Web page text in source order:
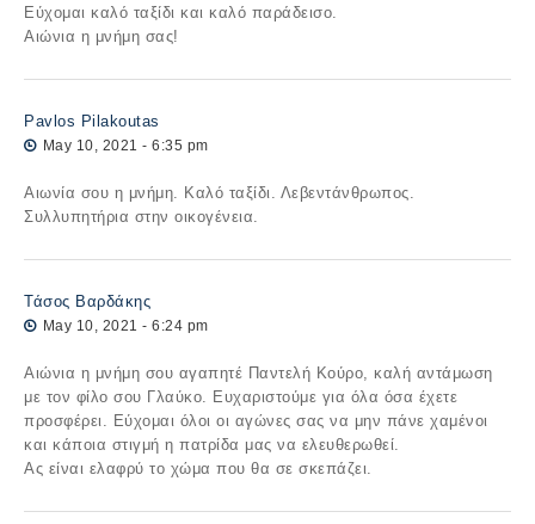
Εύχομαι καλό ταξίδι και καλό παράδεισο.
Αιώνια η μνήμη σας!
Pavlos Pilakoutas
May 10, 2021 - 6:35 pm
Αιωνία σου η μνήμη. Καλό ταξίδι. Λεβεντάνθρωπος.
Συλλυπητήρια στην οικογένεια.
Τάσος Βαρδάκης
May 10, 2021 - 6:24 pm
Αιώνια η μνήμη σου αγαπητέ Παντελή Κούρο, καλή αντάμωση
με τον φίλο σου Γλαύκο. Ευχαριστούμε για όλα όσα έχετε
προσφέρει. Εύχομαι όλοι οι αγώνες σας να μην πάνε χαμένοι
και κάποια στιγμή η πατρίδα μας να ελευθερωθεί.
Ας είναι ελαφρύ το χώμα που θα σε σκεπάζει.